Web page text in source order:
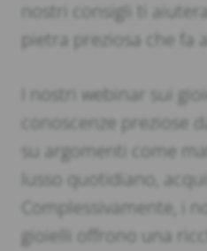
nostri consigli ti
pietra preziosa che fa
I nostri webinar sui
conoscenze preziose
su argomenti come
lusso quotidiano,
Complessivamente, i
gioielli offrono una